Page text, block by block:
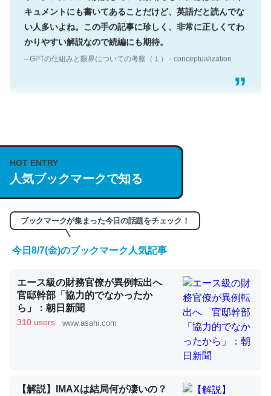
キュメントにも書いてあることだけど、英語だと読んでな
い人多いよね。この手の記事に珍しく、非常に正しくてわ
かりやすい解説なので続編にも期待。
説してる記事が少ないので貴重な良記事。/続編来た
https://isobe324649.hatenablog.com/entry/2023/03/27
/064121
─GPTの仕組みと限界についての考察（１） - conceptualization
くらい。小説でいう「ずっと前の伏線」は回収されないけ
ど、短期記憶というには多い分量。進化すればするほど分
かりやすく強くなりそう
─GPTの仕組みと限界についての考察（１） - conceptualization
HOT ENTRY
人気ブックマークで知る
ブックマークが集まった今日の話題をチェック！
今日8/7(金)のブックマーク人気記事
エース級の財務官僚が異例転出へ
官邸幹部「協力的でなかったか
ら」：朝日新聞
310 users www.asahi.com
【解説】IMAXは結局何が凄いの？